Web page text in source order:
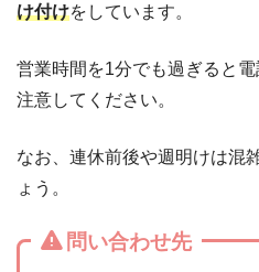
け付けをしています。
営業時間を1分でも過ぎると
注意してください。
なお、連休前後や週明けは混
ょう。
問い合わせ先